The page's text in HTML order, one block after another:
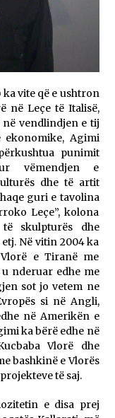
vite që e ushtron
në Leçe të Italisë,
në vendlindjen e tij
ekonomike, Agimi
punimit
vëmendjen e
dhe të artit
guri e tavolina
Leçe”, kolona
të skulpturës dhe
Në vitin 2004 ka
e Tiranë me
nderuar edhe me
sot jo vetem ne
si në Angli,
në Amerikën e
ka bërë edhe në
Vlorë dhe
bashkinë e Vlorës
të saj.
e disa prej